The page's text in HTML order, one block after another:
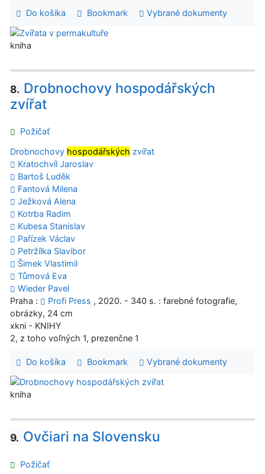
Do košíka Bookmark Vybrané dokumenty
kniha
8. Drobnochovy hospodářských
zvířat
Požičať
Drobnochovy hospodářských zvířat
Kratochvíl Jaroslav
Bartoš Luděk
Fantová Milena
Ježková Alena
Kotrba Radim
Kubesa Stanislav
Pařízek Václav
Petržílka Slavibor
Šimek Vlastimil
Tůmová Eva
Wieder Pavel
Praha :
Profi Press , 2020. - 340 s. : farebné fotografie,
obrázky, 24 cm
xkni - KNIHY
2, z toho voľných 1, prezenčne 1
Do košíka Bookmark Vybrané dokumenty
kniha
9. Ovčiari na Slovensku
Požičať